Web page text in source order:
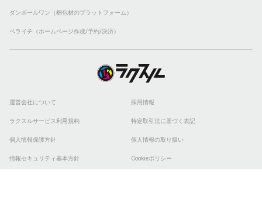
ダンボールワン（梱包材のプラットフォーム）
ペライチ（ホームページ作成/予約/決済）
運営会社について 採用情報
ラクスルサービス利用規約 特定取引法に基づく表記
個人情報保護方針 個人情報の取り扱い
情報セキュリティ基本方針 Cookieポリシー